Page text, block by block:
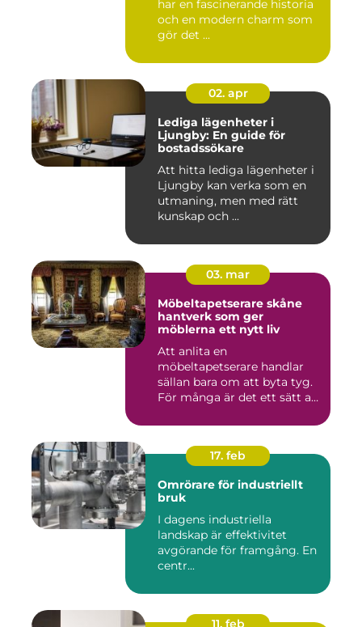
har en fascinerande historia
och en modern charm som
gör det ...
02. apr
Lediga lägenheter i
Ljungby: En guide för
bostadssökare
Att hitta lediga lägenheter i
Ljungby kan verka som en
utmaning, men med rätt
kunskap och ...
03. mar
Möbeltapetserare skåne
hantverk som ger
möblerna ett nytt liv
Att anlita en
möbeltapetserare handlar
sällan bara om att byta tyg.
För många är det ett sätt att
17. feb
Omrörare för industriellt
bruk
I dagens industriella
landskap är effektivitet
avgörande för framgång. En
centr...
11. feb